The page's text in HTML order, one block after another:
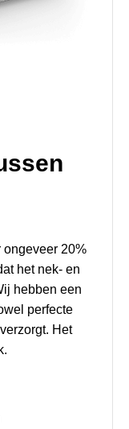
ongeveer 20%
het nek- en
hebben een
perfecte
Het